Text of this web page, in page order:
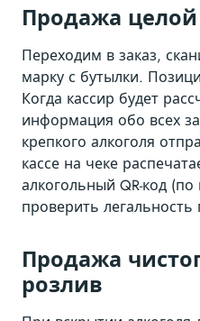
Продажа
Переходим в заказ,
марку с бутылки.
Когда кассир будет
информация обо всех
крепкого алкоголя
кассе на чеке
алкогольный QR-код
проверить легальность
Продажа
розлив